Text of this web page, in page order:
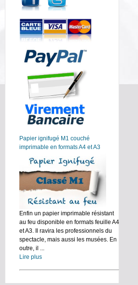
Papier ignifugé M1 couché
imprimable en formats A4 et A3
Enfin un papier imprimable résistant
au feu disponible en formats feuille A4
et A3. Il ravira les professionnels du
spectacle, mais aussi les musées. En
outre, il ...
Lire plus